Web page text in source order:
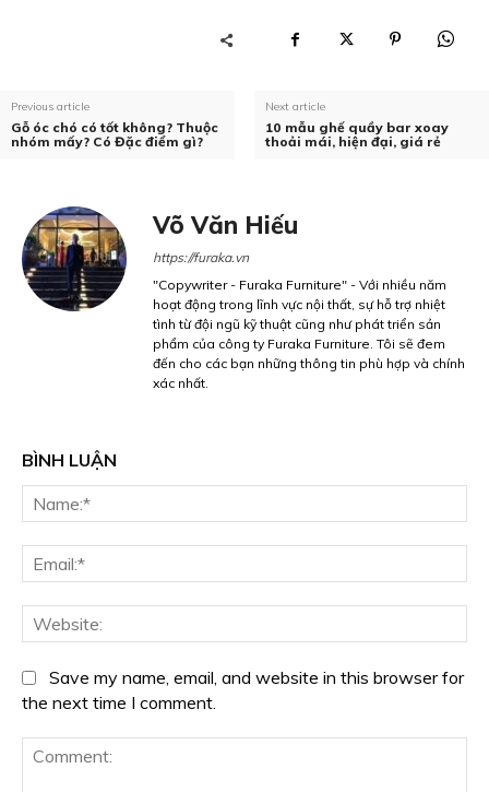
Previous article
Gỗ óc chó có tốt không? Thuộc
nhóm mấy? Có Đặc điểm gì?
Next article
10 mẫu ghế quầy bar xoay
thoải mái, hiện đại, giá rẻ
Võ Văn Hiếu
https://furaka.vn
"Copywriter - Furaka Furniture" - Với nhiều năm
hoạt động trong lĩnh vực nội thất, sự hỗ trợ nhiệt
tình từ đội ngũ kỹ thuật cũng như phát triển sản
phẩm của công ty Furaka Furniture. Tôi sẽ đem
đến cho các bạn những thông tin phù hợp và chính
xác nhất.
BÌNH LUẬN
Save my name, email, and website in this browser for
the next time I comment.